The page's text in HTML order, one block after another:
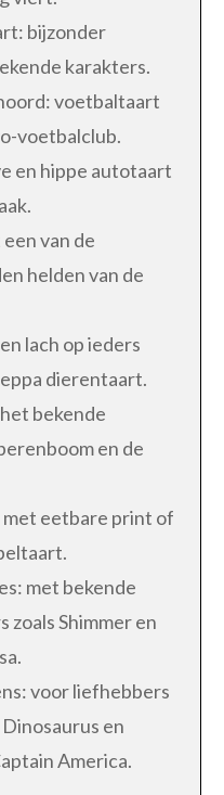
bijzonder
karakters.
voetbaltaart
voetbalclub.
en hippe autotaart
van de
helden van de
lach op ieders
dierentaart.
bekende
en de
eetbare print of
met bekende
Shimmer en
voor liefhebbers
en
America.